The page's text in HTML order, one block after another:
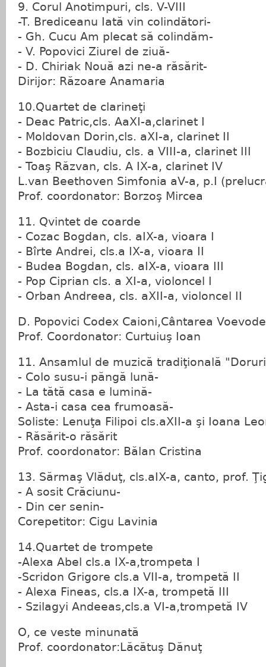
9. Corul Anotimpuri, cls. V-VIII
-T. Brediceanu Iată vin colindători-
- Gh. Cucu Am plecat să colindăm-
- V. Popovici Ziurel de ziuă-
- D. Chiriak Nouă azi ne-a răsărit-
Dirijor: Răzoare Anamaria
10.Quartet de clarineţi
- Deac Patric,cls. AaXI-a,clarinet I
- Moldovan Dorin,cls. aXI-a, clarinet II
- Bozbiciu Claudiu, cls. a VIII-a, clarinet III
- Toaş Răzvan, cls. A IX-a, clarinet IV
L.van Beethoven Simfonia aV-a, p.I
Prof. coordonator: Borzoş Mircea
11. Qvintet de coarde
- Cozac Bogdan, cls. aIX-a, vioara I
- Bîrte Andrei, cls.a IX-a, vioara II
- Budea Bogdan, cls. aIX-a, vioara III
- Pop Ciprian cls. a XI-a, violoncel I
- Orban Andreea, cls. aXII-a, violoncel II
D. Popovici Codex Caioni,Cântarea
Prof. Coordonator: Curtuiuş Ioan
11. Ansamlul de muzică tradiţională
- Colo susu-i păngă lună-
- La tătă casa e lumină-
- Asta-i casa cea frumoasă-
Soliste: Lenuţa Filipoi cls.aXII-a şi Ioana
- Răsărit-o răsărit
Prof. coordonator: Bălan Cristina
13. Sărmaş Vlăduţ, cls.aIX-a, canto, prof.
- A sosit Crăciunu-
- Din cer senin-
Corepetitor: Cigu Lavinia
14.Quartet de trompete
-Alexa Abel cls.a IX-a,trompeta I
-Scridon Grigore cls.a VII-a, trompetă II
- Alexa Fineas, cls.a IX-a, trompetă III
- Szilagyi Andeeas,cls.a VI-a,trompetă IV
O, ce veste minunată
Prof. coordonator:Lăcătuş Dănuţ